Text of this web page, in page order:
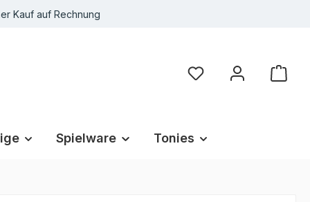
Kauf auf Rechnung
Du hast 0 Produkte
Spielware Tonies